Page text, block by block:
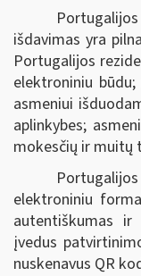
išdavimas yra
Portugalijos
elektroniniu
asmeniui
aplinkybes;
mokesčių ir muitų
elektroniniu
autentiškumas
įvedus
nuskenavus QR